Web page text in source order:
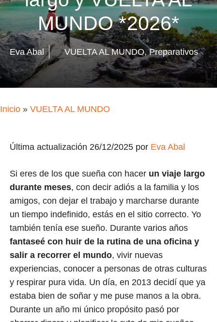
MUNDO *2026*
Eva Abal VUELTA AL MUNDO,Preparativos
Inicio » VUELTA AL MUNDO
Última actualización 26/12/2025 por Eva Abal
Si eres de los que sueña con hacer un viaje largo
durante meses, con decir adiós a la familia y los
amigos, con dejar el trabajo y marcharse durante
un tiempo indefinido, estás en el sitio correcto. Yo
también tenía ese sueño. Durante varios años
fantaseé con huir de la rutina de una oficina y
salir a recorrer el mundo, vivir nuevas
experiencias, conocer a personas de otras culturas
y respirar pura vida. Un día, en 2013 decidí que ya
estaba bien de soñar y me puse manos a la obra.
Durante un año mi único propósito pasó por